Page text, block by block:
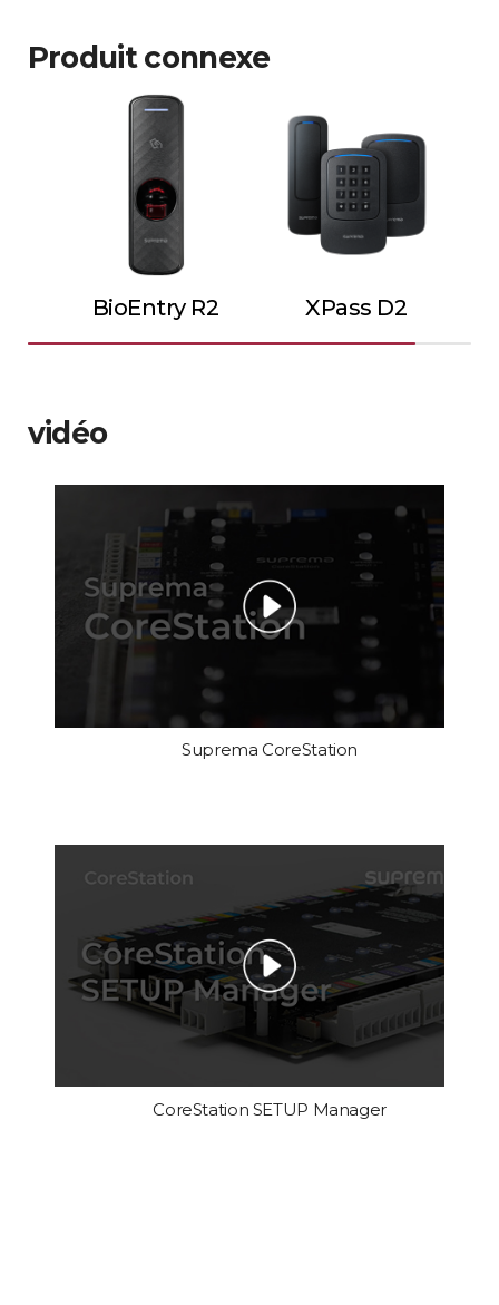
Produit connexe
BioEntry R2 XPass D2
vidéo
Suprema CoreStation
CoreStation SETUP Manager